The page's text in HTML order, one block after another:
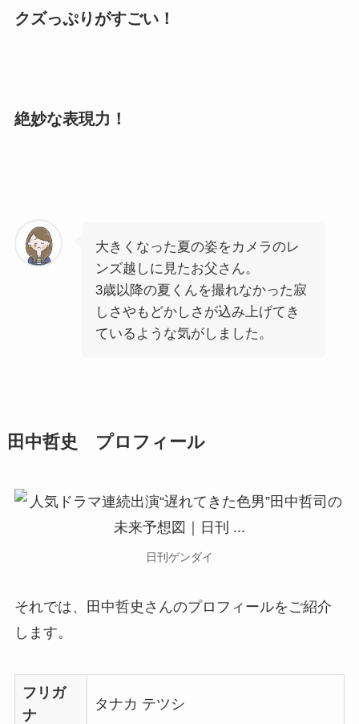
クズっぷりがすごい！
絶妙な表現力！
大きくなった夏の姿をカメラのレ
ンズ越しに見たお父さん。
3歳以降の夏くんを撮れなかった寂
しさやもどかしさが込み上げてき
ているような気がしました。
田中哲史 プロフィール
日刊ゲンダイ
それでは、田中哲史さんのプロフィールをご紹介
します。
フリガ
ナ
タナカ テツシ